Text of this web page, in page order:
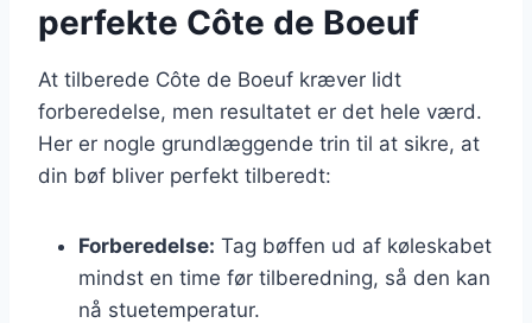
perfekte Côte de Boeuf
At tilberede Côte de Boeuf kræver lidt
forberedelse, men resultatet er det hele værd.
Her er nogle grundlæggende trin til at sikre, at
din bøf bliver perfekt tilberedt:
Forberedelse: Tag bøffen ud af køleskabet
mindst en time før tilberedning, så den kan
nå stuetemperatur.